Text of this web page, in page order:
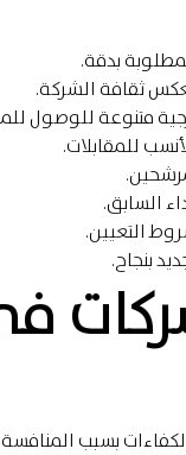
بدقة.
ثقافة الشركة.
متنوعة للوصول
للمقابلات.
السابق.
التعيين.
بنجاح.
بسبب